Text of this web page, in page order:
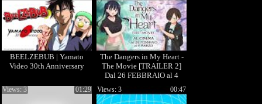
BEELZEBUB | Yamato
Video 30th Anniversary
The Dangers in My Heart -
The Movie [TRAILER 2]
Dal 26 FEBBRAIO al 4
MARZO al CINEMA
01:29
Views: 3 00:47
Views: 3